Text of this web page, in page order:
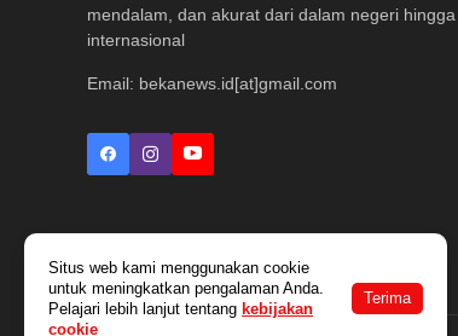
mendalam, dan akurat dari dalam negeri hingga
internasional
Email: bekanews.id[at]gmail.com
Situs web kami menggunakan cookie
untuk meningkatkan pengalaman Anda.
Pelajari lebih lanjut tentang kebijakan
cookie
Terima